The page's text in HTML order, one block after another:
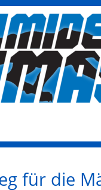
für die